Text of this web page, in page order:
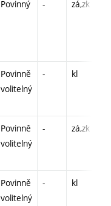
Povinný - zá,zk
Povinně
volitelný
- kl
Povinně
volitelný
- zá,zk
Povinně
volitelný
- kl